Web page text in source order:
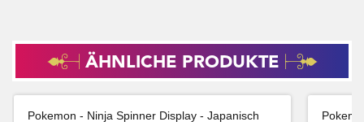
ÄHNLICHE PRODUKTE
Pokemon - Ninja Spinner Display - Japanisch